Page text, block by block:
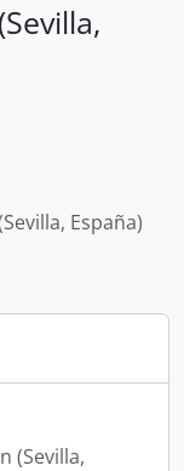
España)
(Sevilla,